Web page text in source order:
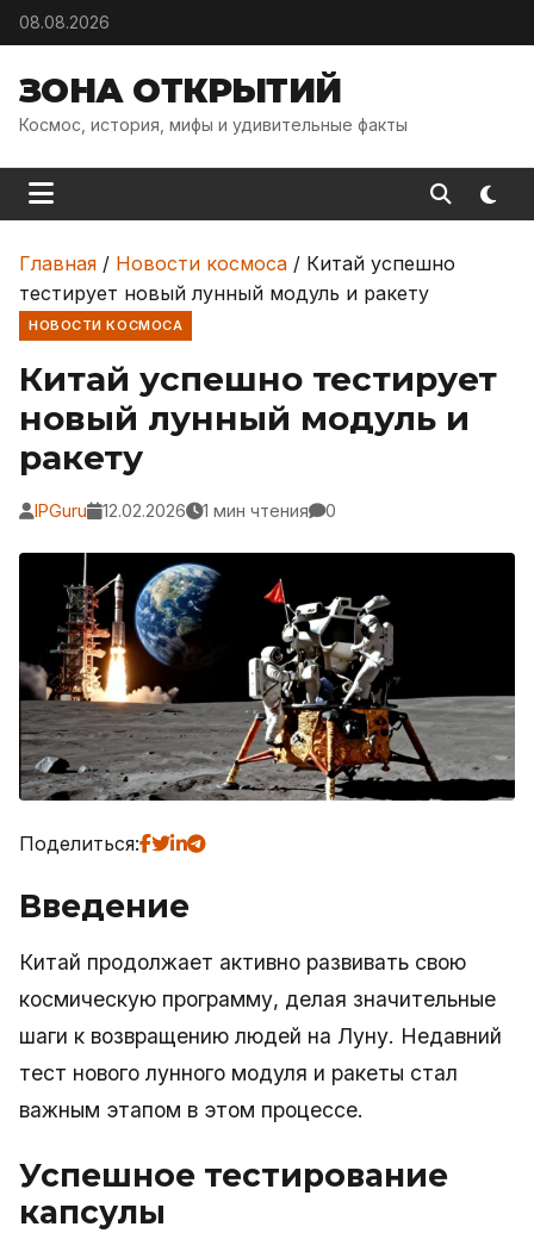
Skip to content
08.08.2026
ЗОНА ОТКРЫТИЙ
Космос, история, мифы и удивительные факты
Главная / Новости космоса / Китай успешно
тестирует новый лунный модуль и ракету
НОВОСТИ КОСМОСА
Китай успешно тестирует
новый лунный модуль и
ракету
IPGuru 12.02.2026 1 мин чтения 0
Поделиться:
Введение
Китай продолжает активно развивать свою
космическую программу, делая значительные
шаги к возвращению людей на Луну. Недавний
тест нового лунного модуля и ракеты стал
важным этапом в этом процессе.
Успешное тестирование
капсулы